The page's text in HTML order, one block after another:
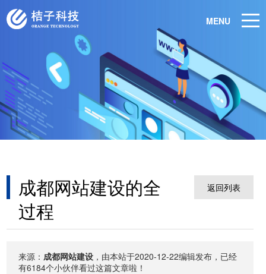
MENU
成都网站建设的全
过程
返回列表
来源：成都网站建设 ，由本站于2020-12-22编辑发布，已经
有6184个小伙伴看过这篇文章啦！